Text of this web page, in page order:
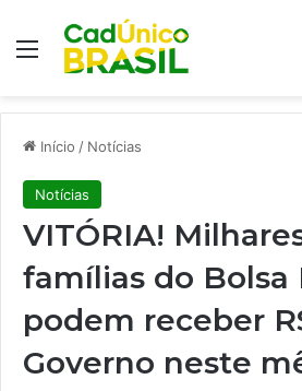
Menu
Início / Notícias
Notícias
VITÓRIA!
famílias do Bolsa
podem receber
Governo neste